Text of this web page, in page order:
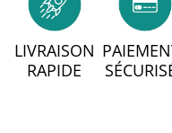
LIVRAISON
RAPIDE